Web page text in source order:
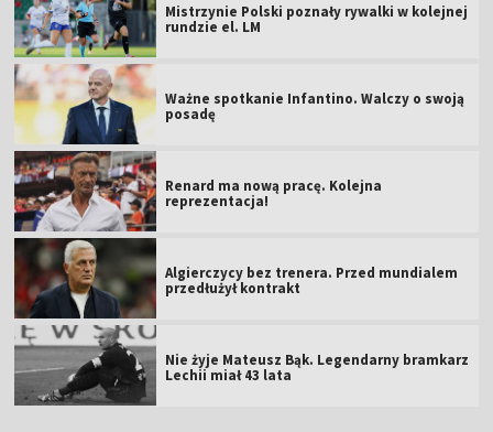
Mistrzynie Polski poznały rywalki w kolejnej
rundzie el. LM
Ważne spotkanie Infantino. Walczy o swoją
posadę
Renard ma nową pracę. Kolejna
reprezentacja!
Algierczycy bez trenera. Przed mundialem
przedłużył kontrakt
Nie żyje Mateusz Bąk. Legendarny bramkarz
Lechii miał 43 lata